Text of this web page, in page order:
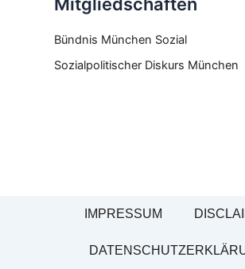
Bündnis München Sozial
Sozialpolitischer Diskurs München
IMPRESSUM